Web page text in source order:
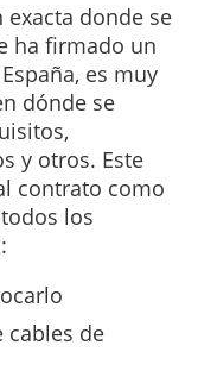
donde se
ha firmado un
es muy
dónde se
y otros. Este
contrato como
los
cables de